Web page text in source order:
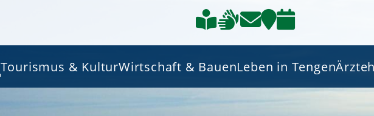
Tourismus & KulturWirtschaft & BauenLeben in Tengen